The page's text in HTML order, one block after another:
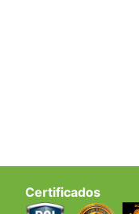
Certificados